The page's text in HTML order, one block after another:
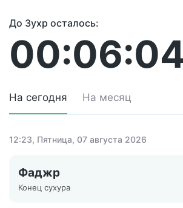
До Зухр осталось:
На сегодня На месяц
12:23, Пятница, 07 августа 2026
Фаджр
Конец сухура